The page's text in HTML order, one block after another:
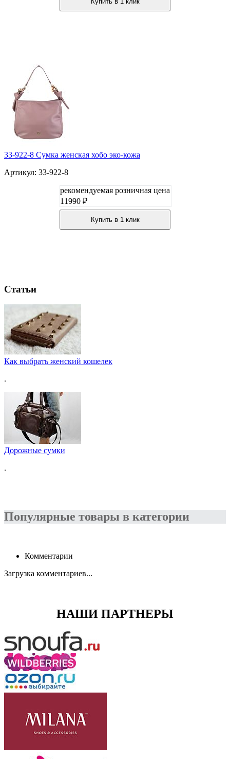
33-922-8 Сумка женская хобо эко-кожа
Артикул: 33-922-8
рекомендуемая розничная цена
11990 ₽
Купить в 1 клик
Статьи
Как выбрать женский кошелек
.
Дорожные сумки
.
Популярные товары в категории
Комментарии
Загрузка комментариев...
НАШИ ПАРТНЕРЫ